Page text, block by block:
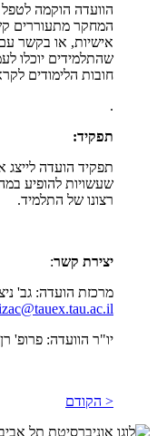
הוועדה הוקמה
המחקר מתעוררים
אישיות, או בקשר
שהתלמידים יוכלו
חובות הלימודים
.
תפקיד:
תפקיד הועדה לייצג
שעשויות להופיע
רצונו של התלמיד.
יצירת קשר:
מרכזת הועדה: גב' ניצה כחלון,
יו"ר הוועדה: פרופ'
< הקודם